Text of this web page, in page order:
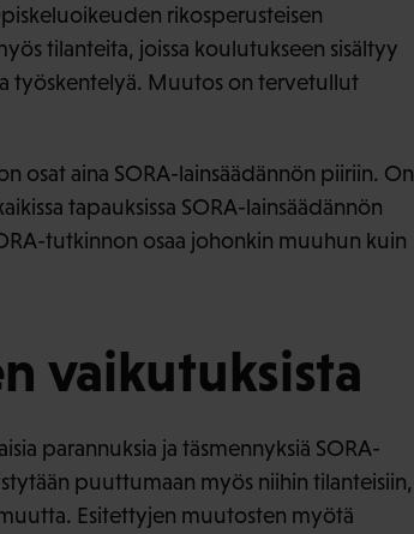
rikosperusteisen
tilanteita, joissa koulutukseen sisältyy
työskentelyä. Muutos on tervetullut
osat aina SORA-lainsäädännön piiriin. On
tapauksissa SORA-lainsäädännön
tutkinnon osaa johonkin muuhun kuin
vaikutuksista
parannuksia ja täsmennyksiä SORA-
puuttumaan myös niihin tilanteisiin,
Esitettyjen muutosten myötä